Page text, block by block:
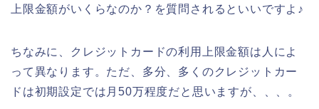
上限金額がいくらなのか？を質問されるといいですよ♪
ちなみに、クレジットカードの利用上限金額は人によ
って異なります。ただ、多分、多くのクレジットカー
ドは初期設定では月50万程度だと思いますが、、、。